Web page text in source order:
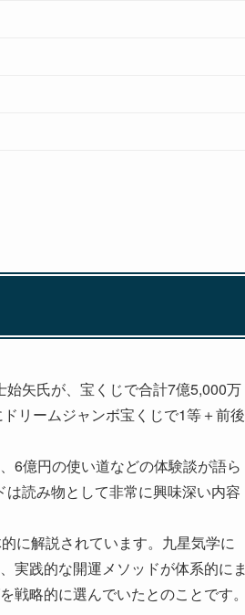
始矢氏が、宝くじで合計7億5,000万
リームジャンボ宝くじで1等＋前後
6億円の使い道などの体験談が語ら
読み物として非常に興味深い内容
に解説されています。九星気学に
実践的な開運メソッドが体系的にま
略的に選んでいたとのことです。